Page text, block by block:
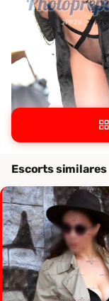
Escorts similares